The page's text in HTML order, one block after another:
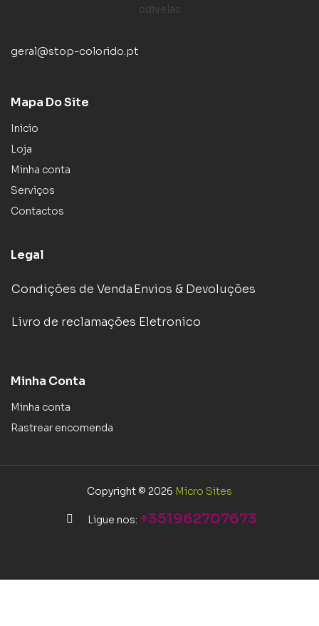
geral@stop-colorido.pt
Mapa Do Site
Inicio
Loja
Minha conta
Serviços
Contactos
Legal
Condições de VendaEnvios & Devoluções
Livro de reclamações Eletronico
Minha Conta
Minha conta
Rastrear encomenda
Copyright © 2026 Micro Sites
Ligue nos: +351962707673